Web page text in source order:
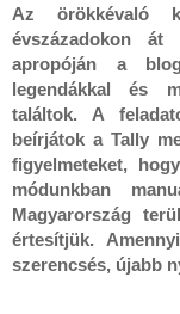
Az örökkévaló
évszázadokon át
apropóján a
legendákkal és
találtok. A
beírjátok a Tally
figyelmeteket,
módunkban
Magyarország
értesítjük.
szerencsés, újabb